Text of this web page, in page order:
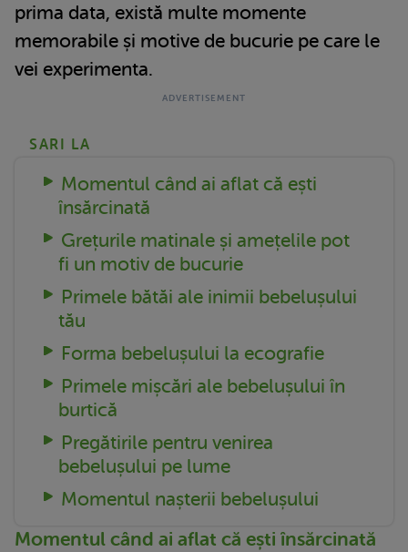
prima data, există multe momente
memorabile și motive de bucurie pe care le
vei experimenta.
SARI LA
Momentul când ai aflat că ești
însărcinată
Grețurile matinale și amețelile pot
fi un motiv de bucurie
Primele bătăi ale inimii bebelușului
tău
Forma bebelușului la ecografie
Primele mișcări ale bebelușului în
burtică
Pregătirile pentru venirea
bebelușului pe lume
Momentul nașterii bebelușului
Momentul când ai aflat că ești însărcinată